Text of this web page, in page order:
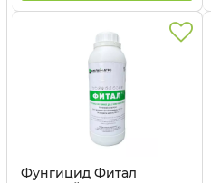
Фунгицид Фитал